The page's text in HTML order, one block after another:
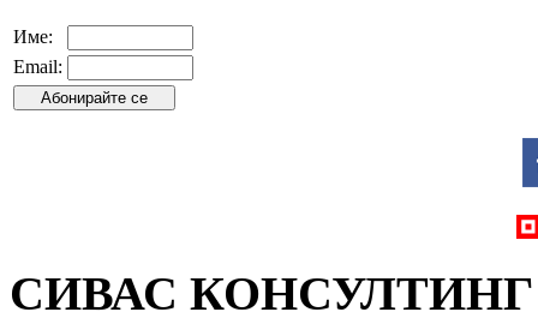
Име:
Email:
СИВАС КОНСУЛТИНГ